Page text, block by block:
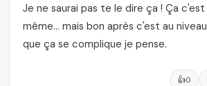
Je ne saurai pas te le dire ça ! Ça
même… mais bon après c'est au
que ça se complique je pense.
👍0